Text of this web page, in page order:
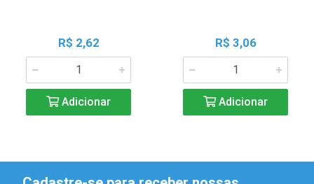
R$ 2,62
Adicionar
R$ 3,06
Adicionar